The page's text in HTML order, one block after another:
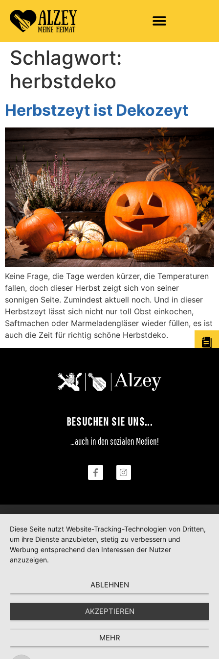
Schlagwort:
herbstdeko
Herbstzeyt ist Dekozeyt
Keine Frage, die Tage werden kürzer, die Temperaturen
fallen, doch dieser Herbst zeigt sich von seiner
sonnigen Seite. Zumindest aktuell noch. Und in dieser
Herbstzeyt lässt sich nicht nur toll Obst einkochen,
Saftmachen oder Marmeladengläser wieder füllen, es ist
auch die Zeit für richtig schöne Herbstdeko.
BESUCHEN SIE UNS...
…auch in den sozialen Medien!
Diese Seite nutzt Website-Tracking-Technologien von Dritten,
um ihre Dienste anzubieten, stetig zu verbessern und
Werbung entsprechend den Interessen der Nutzer
anzuzeigen.
ABLEHNEN
AKZEPTIEREN
MEHR